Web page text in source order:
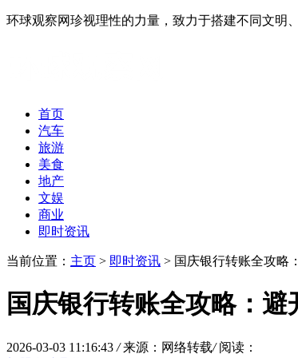
环球观察网珍视理性的力量，致力于搭建不同文明
首页
汽车
旅游
美食
地产
文娱
商业
即时资讯
当前位置： 主页 > 即时资讯 > 国庆银行转账全攻略
国庆银行转账全攻略：
2026-03-03 11:16:43 / 来源：网络转载/ 阅读：